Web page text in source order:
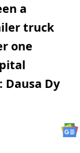
a
truck
one
Dy